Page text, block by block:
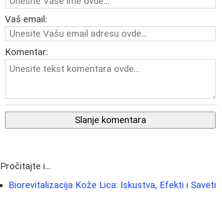
Vaš email:
Komentar:
Slanje komentara
Pročitajte i...
Biorevitalizacija Kože Lica: Iskustva, Efekti i Saveti